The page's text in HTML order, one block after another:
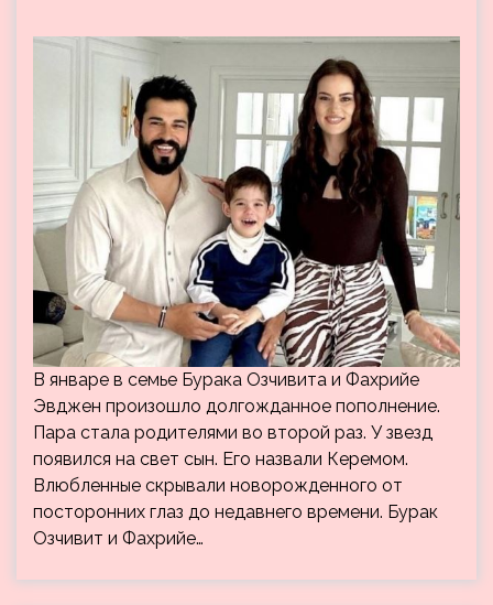
В январе в семье Бурака Озчивита и Фахрийе
Эвджен произошло долгожданное пополнение.
Пара стала родителями во второй раз. У звезд
появился на свет сын. Его назвали Керемом.
Влюбленные скрывали новорожденного от
посторонних глаз до недавнего времени. Бурак
Озчивит и Фахрийе…